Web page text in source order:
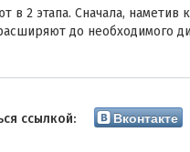
2 этапа. Сначала, наметив
до необходимого
Вконтакте
ссылкой: